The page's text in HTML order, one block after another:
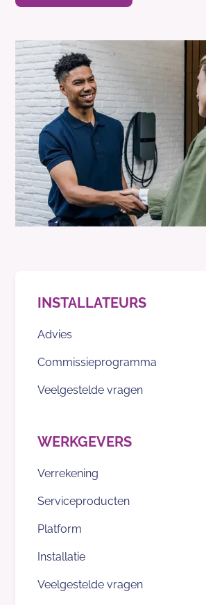
INSTALLATEURS
Advies
Commissieprogramma
Veelgestelde vragen
WERKGEVERS
Verrekening
Serviceproducten
Platform
Installatie
Veelgestelde vragen